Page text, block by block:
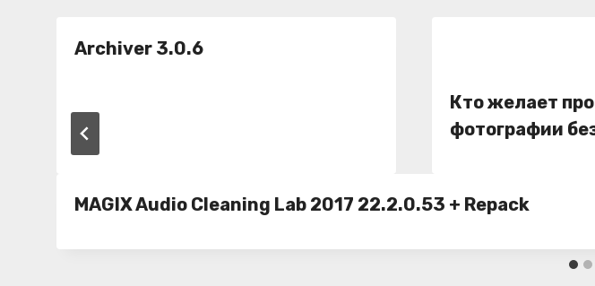
Archiver 3.0.6
Кто желает
фотографии
MAGIX Audio Cleaning Lab 2017 22.2.0.53 + Repack